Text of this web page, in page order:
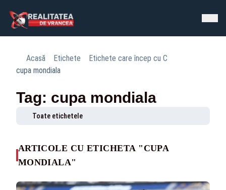
Acasă Etichete
Etichete care încep cu C
cupa mondiala
Tag: cupa mondiala
Toate etichetele
ARTICOLE CU ETICHETA "CUPA
MONDIALA"